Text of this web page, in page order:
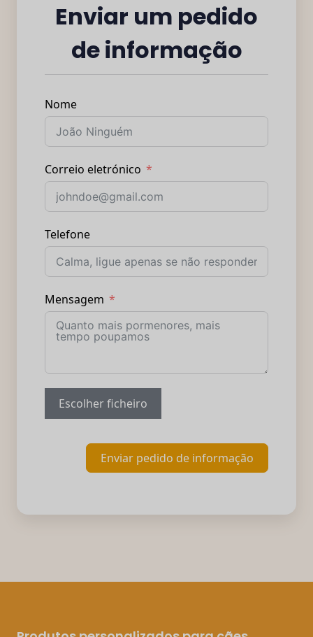
Enviar um pedido
de informação
Nome
Correio eletrónico
Telefone
Mensagem
Escolher ficheiro
Enviar pedido de informação